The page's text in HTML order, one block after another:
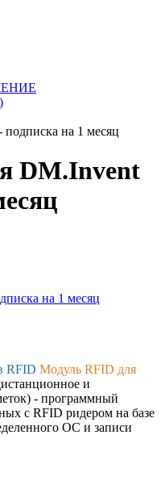
на 1 месяц
DM.Invent
RFID Модуль RFID для
и
- программный
с RFID ридером на базе
ОС и записи